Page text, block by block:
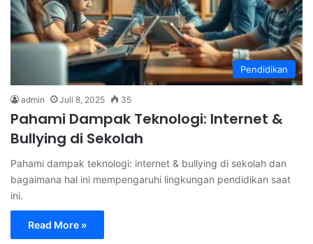
Pendidikan
admin Juli 8, 2025 35
Pahami Dampak Teknologi: Internet &
Bullying di Sekolah
Pahami dampak teknologi: internet & bullying di sekolah dan
bagaimana hal ini mempengaruhi lingkungan pendidikan saat
ini.
Read More »